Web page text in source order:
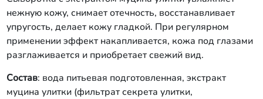
нежную кожу, снимает отечность, восстанав­ливает
упругость, делает кожу гладкой. При регулярном
применении эффект накапливается, кожа под глазами
разглаживается и приобретает свежий вид.
Состав: вода питьевая подготовленная, экстракт
муцина улитки (фильтрат секрета улитки,